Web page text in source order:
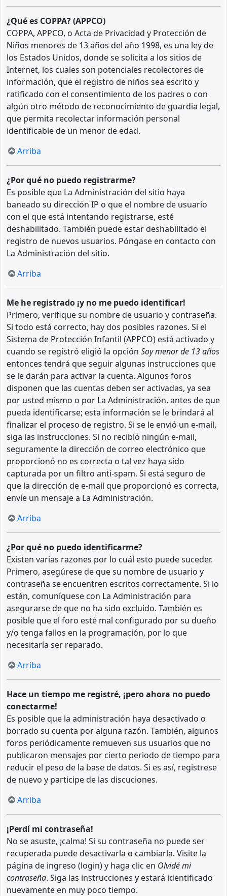
¿Qué es COPPA? (APPCO)
COPPA, APPCO, o Acta de Privacidad y Protección de
Niños menores de 13 años del año 1998, es una ley de
los Estados Unidos, donde se solicita a los sitios de
Internet, los cuales son potenciales recolectores de
información, que el registro de niños sea escrito y
ratificado con el consentimiento de los padres o con
algún otro método de reconocimiento de guardia legal,
que permita recolectar información personal
identificable de un menor de edad.
Arriba
¿Por qué no puedo registrarme?
Es posible que La Administración del sitio haya
baneado su dirección IP o que el nombre de usuario
con el que está intentando registrarse, esté
deshabilitado. También puede estar deshabilitado el
registro de nuevos usuarios. Póngase en contacto con
La Administración del sitio.
Arriba
Me he registrado ¡y no me puedo identificar!
Primero, verifique su nombre de usuario y contraseña.
Si todo está correcto, hay dos posibles razones. Si el
Sistema de Protección Infantil (APPCO) está activado y
cuando se registró eligió la opción Soy menor de 13 años
entonces tendrá que seguir algunas instrucciones que
se le darán para activar la cuenta. Algunos foros
disponen que las cuentas deben ser activadas, ya sea
por usted mismo o por La Administración, antes de que
pueda identificarse; esta información se le brindará al
finalizar el proceso de registro. Si se le envió un e-mail,
siga las instrucciones. Si no recibió ningún e-mail,
seguramente la dirección de correo electrónico que
proporcionó no es correcta o tal vez haya sido
capturada por un filtro anti-spam. Si está seguro de
que la dirección de e-mail que proporcionó es correcta,
envíe un mensaje a La Administración.
Arriba
¿Por qué no puedo identificarme?
Existen varias razones por lo cuál esto puede suceder.
Primero, asegúrese de que su nombre de usuario y
contraseña se encuentren escritos correctamente. Si lo
están, comuníquese con La Administración para
asegurarse de que no ha sido excluido. También es
posible que el foro esté mal configurado por su dueño
y/o tenga fallos en la programación, por lo que
necesitaría ser reparado.
Arriba
Hace un tiempo me registré, ¡pero ahora no puedo
conectarme!
Es posible que la administración haya desactivado o
borrado su cuenta por alguna razón. También, algunos
foros periódicamente remueven sus usuarios que no
publicaron mensajes por cierto periodo de tiempo para
reducir el peso de la base de datos. Si es así, registrese
de nuevo y participe de las discuciones.
Arriba
¡Perdí mi contraseña!
No se asuste, ¡calma! Si su contraseña no puede ser
recuperada puede desactivarla o cambiarla. Visite la
página de ingreso (login) y haga clic en Olvidé mi
contraseña. Siga las instrucciones y estará identificado
nuevamente en muy poco tiempo.